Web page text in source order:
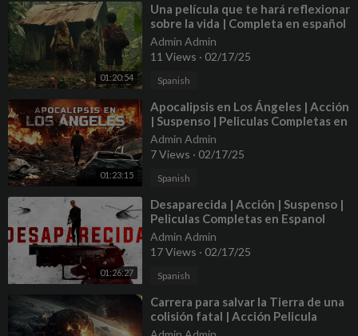
01:20:54
⁣Una película que te hará reflexionar
sobre la vida | Completa en español
Admin Admin
11 Views · 02/17/25
Spanish
01:23:15
⁣Apocalipsis en Los Ángeles | Acción
| Suspenso | Peliculas Completas en
Espanol Latino
Admin Admin
7 Views · 02/17/25
Spanish
01:26:27
⁣Desaparecida | Acción | Suspenso |
Peliculas Completas en Espanol
Latino
Admin Admin
17 Views · 02/17/25
Spanish
⁣Carrera para salvar la Tierra de una
colisión fatal | Acción Pelicula
Completa Español Latino